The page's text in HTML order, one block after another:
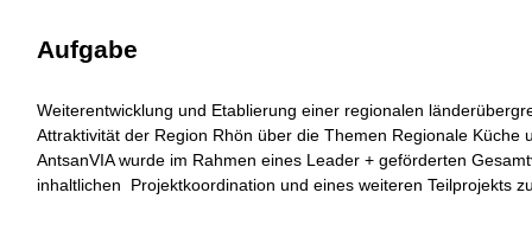
Aufgabe
Weiterentwicklung und Etablierung einer regionalen
Attraktivität der Region Rhön über die Themen Regionale
AntsanVIA wurde im Rahmen eines Leader + geförderten
inhaltlichen Projektkoordination und eines weiteren Teilprojekts